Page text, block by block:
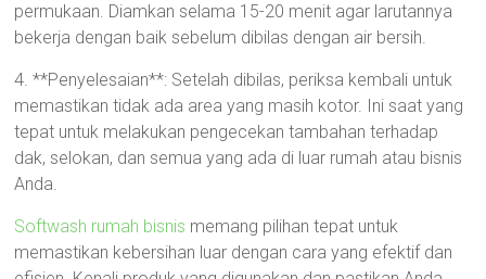
permukaan. Diamkan selama 15-20 menit agar larutannya
bekerja dengan baik sebelum dibilas dengan air bersih.
4. **Penyelesaian**: Setelah dibilas, periksa kembali untuk
memastikan tidak ada area yang masih kotor. Ini saat yang
tepat untuk melakukan pengecekan tambahan terhadap
dak, selokan, dan semua yang ada di luar rumah atau bisnis
Anda.
Softwash rumah bisnis memang pilihan tepat untuk
memastikan kebersihan luar dengan cara yang efektif dan